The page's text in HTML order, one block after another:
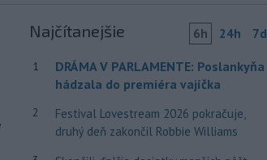
Najčítanejšie 6h 24h 7d
1
DRÁMA V PARLAMENTE: Poslankyňa
hádzala do premiéra vajíčka
2
Festival Lovestream 2026 pokračuje,
druhý deň zakončil Robbie Williams